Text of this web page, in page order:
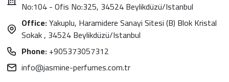
No:104 - Ofis No:325, 34524 Beylikdüzü/Istanbul
Office:Yakuplu, Haramidere Sanayi Sitesi (B) Blok Kristal
Sokak , 34524 Beylikdüzü/Istanbul
Phone:+905373057312
info@jasmine-perfumes.com.tr